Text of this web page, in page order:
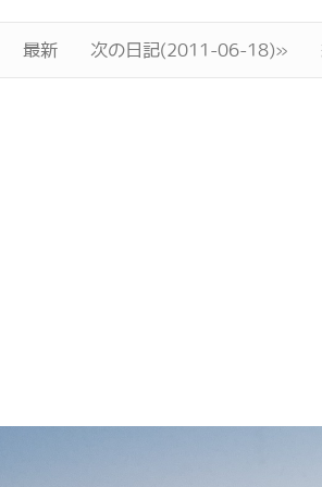
最新 次の日記(2011-06-18)»